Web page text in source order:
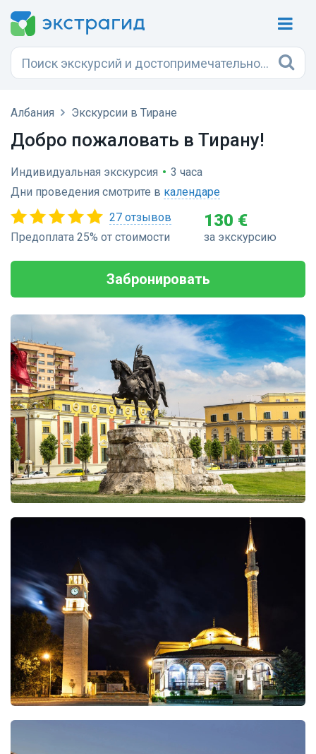
Албания Экскурсии в Тиране
Добро пожаловать в Тирану!
Индивидуальная экскурсия • 3 часа
Дни проведения смотрите в календаре
27 отзывов
Предоплата 25% от стоимости
130 €
за экскурсию
Забронировать